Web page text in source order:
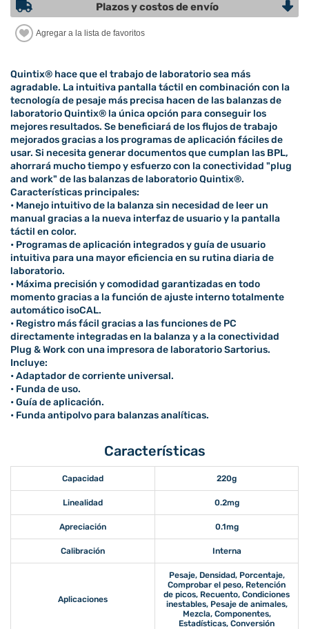
Plazos y costos de envío
Quintix® hace que el trabajo de laboratorio sea más
agradable. La intuitiva pantalla táctil en combinación con la
tecnología de pesaje más precisa hacen de las balanzas de
laboratorio Quintix® la única opción para conseguir los
mejores resultados. Se beneficiará de los flujos de trabajo
mejorados gracias a los programas de aplicación fáciles de
usar. Si necesita generar documentos que cumplan las BPL,
ahorrará mucho tiempo y esfuerzo con la conectividad "plug
and work" de las balanzas de laboratorio Quintix®.
Características principales:
• Manejo intuitivo de la balanza sin necesidad de leer un
manual gracias a la nueva interfaz de usuario y la pantalla
táctil en color.
• Programas de aplicación integrados y guía de usuario
intuitiva para una mayor eficiencia en su rutina diaria de
laboratorio.
• Máxima precisión y comodidad garantizadas en todo
momento gracias a la función de ajuste interno totalmente
automático isoCAL.
• Registro más fácil gracias a las funciones de PC
directamente integradas en la balanza y a la conectividad
Plug & Work con una impresora de laboratorio Sartorius.
Incluye:
• Adaptador de corriente universal.
• Funda de uso.
• Guía de aplicación.
• Funda antipolvo para balanzas analíticas.
Características
Capacidad 220g
Linealidad 0.2mg
Apreciación 0.1mg
Calibración Interna
Aplicaciones
Pesaje, Densidad, Porcentaje,
Comprobar el peso, Retención
de picos, Recuento, Condiciones
inestables, Pesaje de animales,
Mezcla, Componentes,
Estadísticas, Conversión